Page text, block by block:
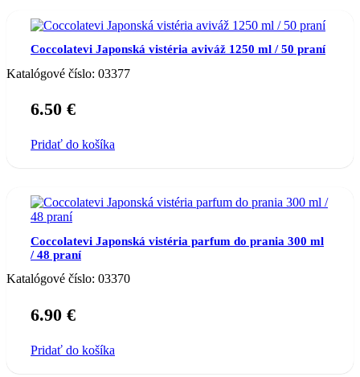
Coccolatevi Japonská vistéria aviváž 1250 ml / 50 praní
Katalógové číslo: 03377
6.50 €
Pridať do košíka
Coccolatevi Japonská vistéria parfum do prania 300 ml
/ 48 praní
Katalógové číslo: 03370
6.90 €
Pridať do košíka